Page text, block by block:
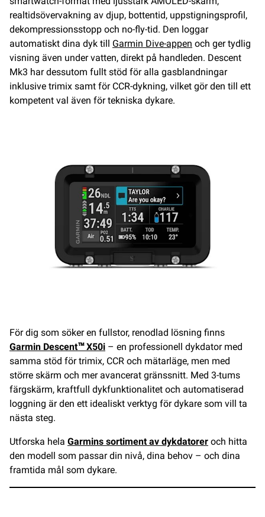
realtidsövervakning av djup, bottentid, uppstigningsprofil,
dekompressionsstopp och no-fly-tid. Den loggar
automatiskt dina dyk till Garmin Dive-appen och ger tydlig
visning även under vatten, direkt på handleden. Descent
Mk3 har dessutom fullt stöd för alla gasblandningar
inklusive trimix samt för CCR-dykning, vilket gör den till ett
kompetent val även för tekniska dykare.
För dig som söker en fullstor, renodlad lösning finns
Garmin Descent™ X50i – en professionell dykdator med
samma stöd för trimix, CCR och mätarläge, men med
större skärm och mer avancerat gränssnitt. Med 3-tums
färgskärm, kraftfull dykfunktionalitet och automatiserad
loggning är den ett idealiskt verktyg för dykare som vill ta
nästa steg.
Utforska hela Garmins sortiment av dykdatorer och hitta
den modell som passar din nivå, dina behov – och dina
framtida mål som dykare.